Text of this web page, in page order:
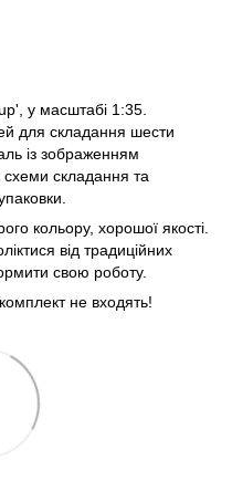
у масштабі 1:35.
для складання шести
із зображенням
складання та
кольору, хорошої якості.
від традиційних
свою роботу.
не входять!